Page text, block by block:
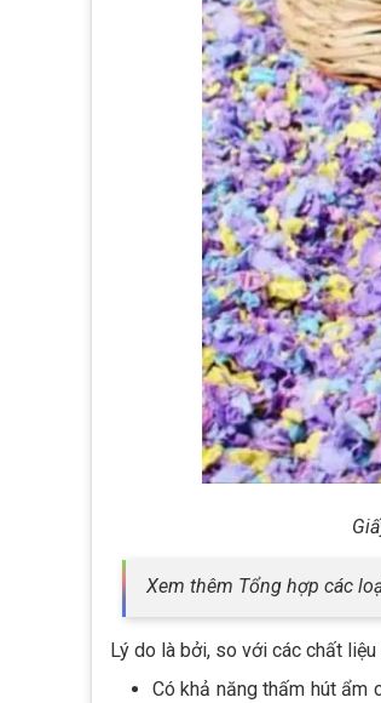
Xem thêm Tổng hợp các
Lý do là bởi, so với các chất
Có khả năng thấm hút ẩm